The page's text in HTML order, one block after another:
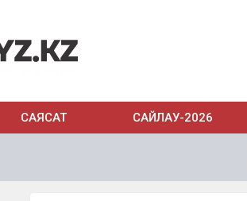
САЯСАТ САЙЛАУ-2026